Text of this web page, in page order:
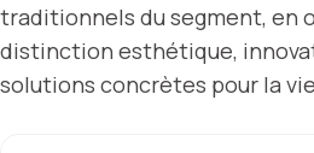
traditionnels du segment, en
distinction esthétique,
solutions concrètes pour la